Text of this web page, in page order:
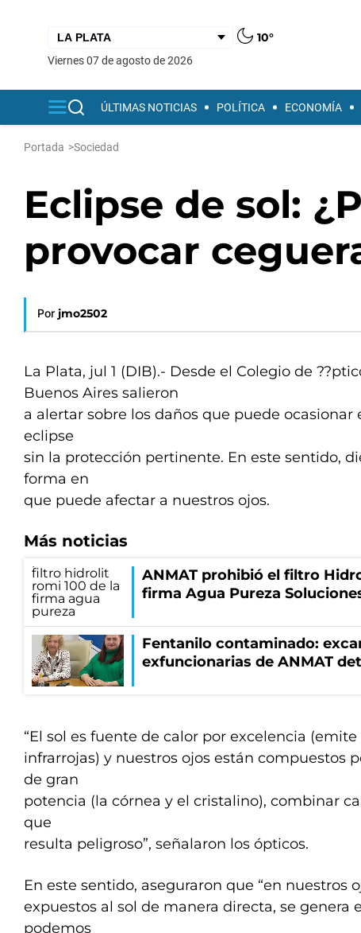
10°
viernes 07 de agosto de 2026
ÚLTIMAS NOTICIAS POLÍTICA ECONOMÍA
Portada >Sociedad
Eclipse de sol:
provocar
Por jmo2502
La Plata, jul 1 (DIB).- Desde el Colegio de
Buenos Aires salieron
a alertar sobre los daños que puede ocasionar
eclipse
sin la protección pertinente. En este sentido,
forma en
que puede afectar a nuestros ojos.
Más noticias
ANMAT prohibió el filtro
firma Agua Pureza
Fentanilo contaminado:
exfuncionarias de ANMAT
“El sol es fuente de calor por excelencia
infrarrojas) y nuestros ojos están compuestos
de gran
potencia (la córnea y el cristalino), combinar
que
resulta peligroso”, señalaron los ópticos.
En este sentido, aseguraron que “en nuestros
expuestos al sol de manera directa, se genera
podemos